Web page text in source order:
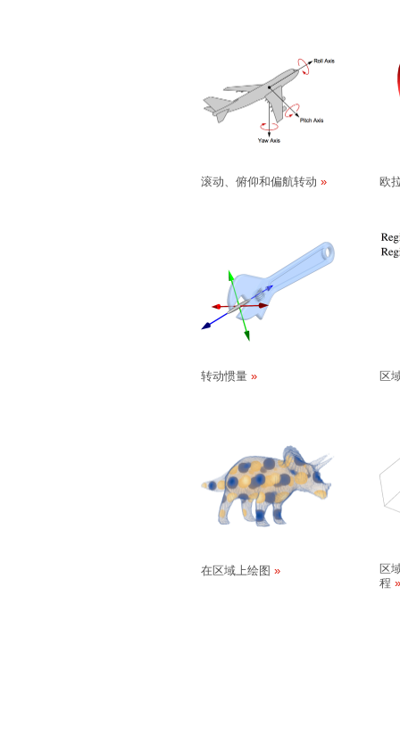
滚动、俯仰和偏航转动 欧
转动惯量 区
在区域上绘图
区
程